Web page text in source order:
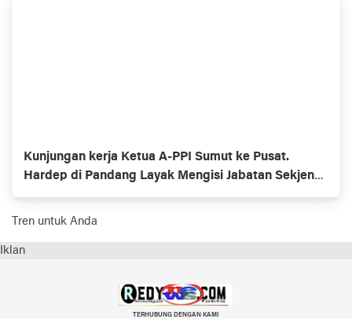
Kunjungan kerja Ketua A-PPI Sumut ke Pusat.
Hardep di Pandang Layak Mengisi Jabatan Sekjen
DPP, Bertujuan Regenerasi Kepemimpinan di Tubuh
Organisasi
Tren untuk Anda
Iklan
TERHUBUNG DENGAN KAMI